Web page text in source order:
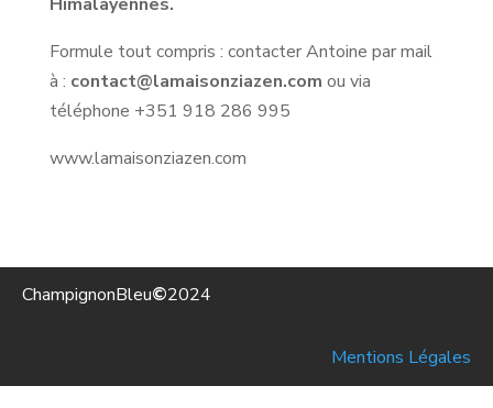
Formule tout compris : contacter Antoine par mail
à : contact@lamaisonziazen.com ou via
téléphone +351 918 286 995
www.lamaisonziazen.com
ChampignonBleu©2024
Mentions Légales